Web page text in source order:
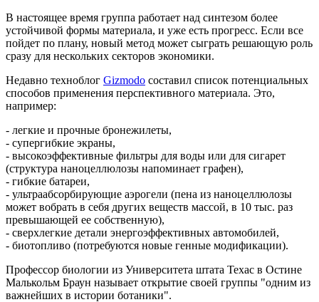
В настоящее время группа работает над синтезом более
устойчивой формы материала, и уже есть прогресс. Если все
пойдет по плану, новый метод может сыграть решающую роль
сразу для нескольких секторов экономики.
Недавно техноблог Gizmodo составил список потенциальных
способов применения перспективного материала. Это,
например:
- легкие и прочные бронежилеты,
- супергибкие экраны,
- высокоэффективные фильтры для воды или для сигарет
(структура наноцеллюлозы напоминает графен),
- гибкие батареи,
- ультраабсорбирующие аэрогели (пена из наноцеллюлозы
может вобрать в себя других веществ массой, в 10 тыс. раз
превышающей ее собственную),
- сверхлегкие детали энергоэффективных автомобилей,
- биотопливо (потребуются новые генные модификации).
Профессор биологии из Университета штата Техас в Остине
Малькольм Браун называет открытие своей группы "одним из
важнейших в истории ботаники".